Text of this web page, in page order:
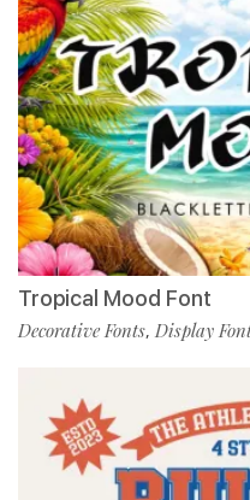
Tropical Mood Font
Decorative Fonts, Display